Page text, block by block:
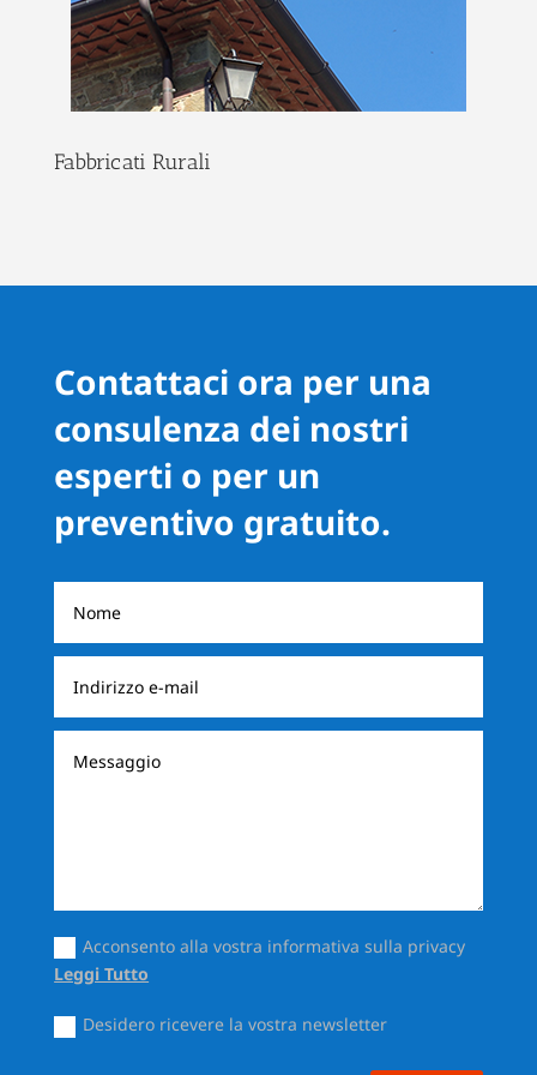
Fabbricati Rurali
Contattaci ora per una
consulenza dei nostri
esperti o per un
preventivo gratuito.
Acconsento alla vostra informativa sulla privacy
Leggi Tutto
Desidero ricevere la vostra newsletter